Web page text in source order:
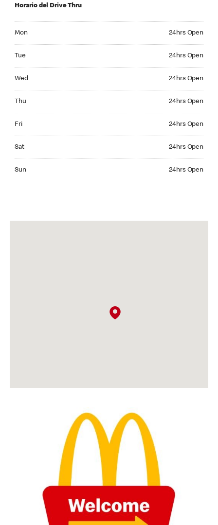
Horario del Drive Thru
Mon 24hrs Open
Tue 24hrs Open
Wed 24hrs Open
Thu 24hrs Open
Fri 24hrs Open
Sat 24hrs Open
Sun 24hrs Open